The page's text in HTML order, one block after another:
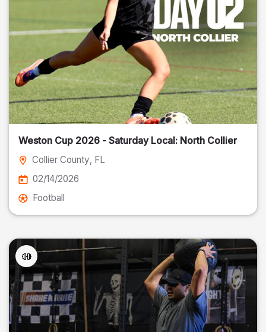
Weston Cup 2026 - Saturday Local: North Collier
Collier County, FL
02/14/2026
Football